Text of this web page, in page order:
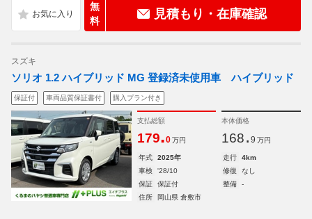
無
料
見積もり・在庫確認
スズキ
ソリオ 1.2 ハイブリッド MG 登録済未使用車 ハイブリッド
保証付 車両品質保証書付 購入プラン付き
支払総額
179.0 万円
本体価格
168. 9 万円
年式 2025年 走行
4km
車検
'28/10 修復
なし
保証
保証付 整備
-
住所
岡山県 倉敷市